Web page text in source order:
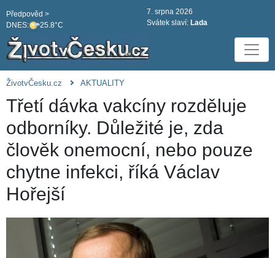
DNES: 25.8°C
Předpověd >
7. srpna 2026
Svátek slaví: Lada
ŽivotvČesku.cz AKTUALITY
Třetí dávka vakcíny rozděluje
odborníky. Důležité je, zda
člověk onemocní, nebo pouze
chytne infekci, říká Václav
Hořejší